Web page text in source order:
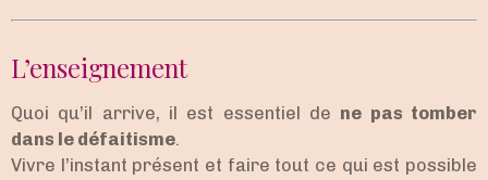
L’enseignement
Quoi qu’il arrive, il est essentiel de ne pas tomber
dans le défaitisme.
Vivre l’instant présent et faire tout ce qui est possible